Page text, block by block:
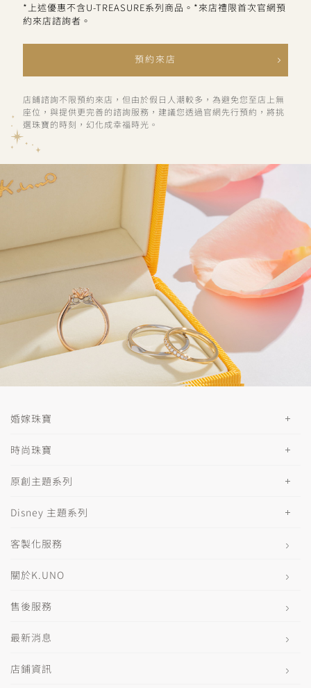
*上述優惠不含U-TREASURE系列商品。*來店禮限首次官網預
約來店諮詢者。
預約來店
店鋪諮詢不限預約來店，但由於假日人潮較多，為避免您至店上無
座位，與提供更完善的諮詢服務，建議您透過官網先行預約，將挑
選珠寶的時刻，幻化成幸福時光。
婚嫁珠寶
時尚珠寶
原創主題系列
Disney 主題系列
客製化服務
關於K.UNO
售後服務
最新消息
店鋪資訊